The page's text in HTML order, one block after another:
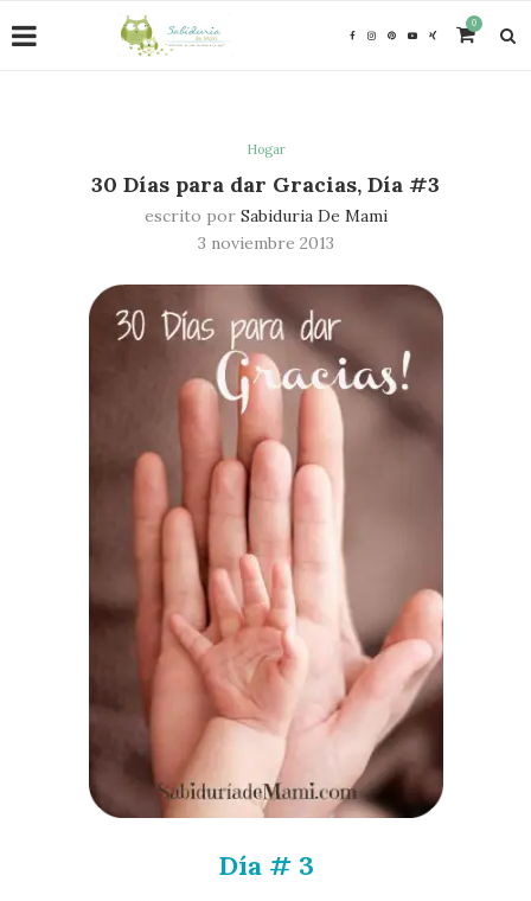
0
Hogar
30 Días para dar Gracias, Día #3
escrito por Sabiduria De Mami
3 noviembre 2013
Día # 3